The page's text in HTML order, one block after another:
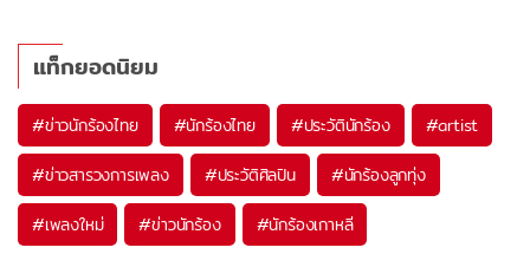
แท็กยอดนิยม
#ข่าวนักร้องไทย #นักร้องไทย #ประวัตินักร้อง #artist
#ข่าวสารวงการเพลง #ประวัติศิลปิน #นักร้องลูกทุ่ง
#เพลงใหม่ #ข่าวนักร้อง #นักร้องเกาหลี